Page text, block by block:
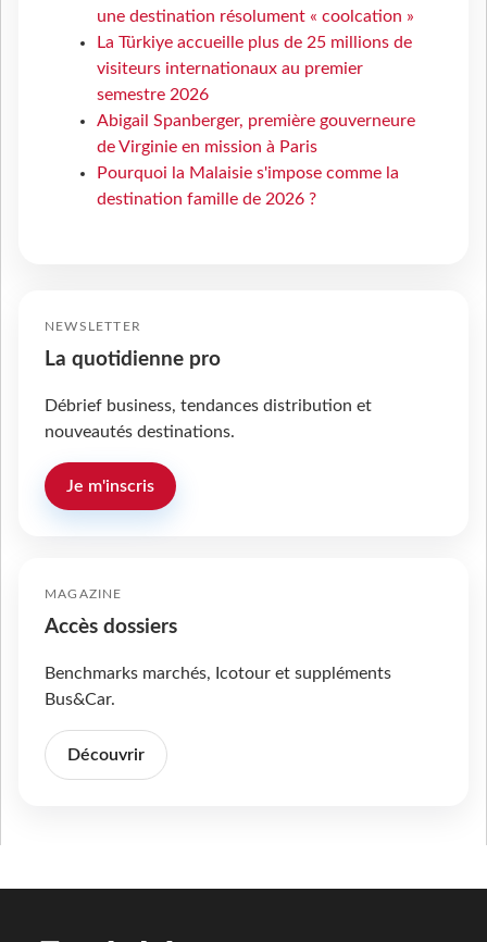
une destination résolument « coolcation »
La Türkiye accueille plus de 25 millions de
visiteurs internationaux au premier
semestre 2026
Abigail Spanberger, première gouverneure
de Virginie en mission à Paris
Pourquoi la Malaisie s'impose comme la
destination famille de 2026 ?
NEWSLETTER
La quotidienne pro
Débrief business, tendances distribution et
nouveautés destinations.
Je m'inscris
MAGAZINE
Accès dossiers
Benchmarks marchés, Icotour et suppléments
Bus&Car.
Découvrir